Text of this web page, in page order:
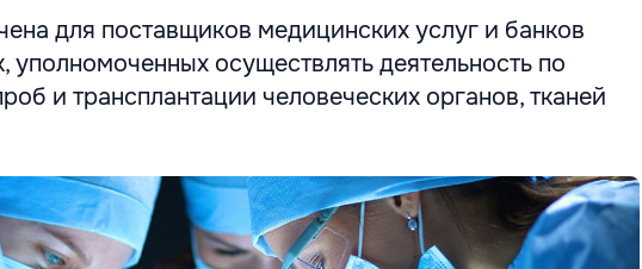
для поставщиков медицинских услуг и банков
уполномоченных осуществлять деятельность по
и трансплантации человеческих органов, тканей